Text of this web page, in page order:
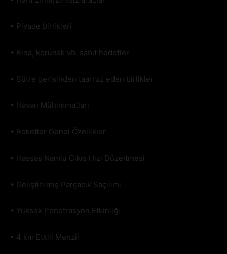
• Piyade birlikleri
• Bina, korunak vb. sabit hedefler
• Sütre gerisinden taarruz eden birlikler
• Havan Mühimmatları
• Roketler Genel Özellikler
• Hassas Namlu Çıkış Hızı Düzeltmesi
• Geliştirilmiş Parçacık Saçılımı
• Yüksek Penetrasyon Etkinliği
• 4 km Etkili Menzil